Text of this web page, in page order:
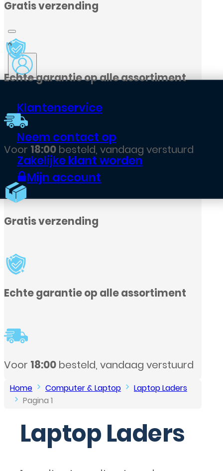
Klantenservice
Neem contact op
Zakelijke klant worden
Mijn account
Home Computer & Laptop
Laptop Laders
Pagina 1
Laptop Laders